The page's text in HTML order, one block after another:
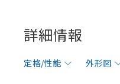
詳細情報
定格/性能 外形図